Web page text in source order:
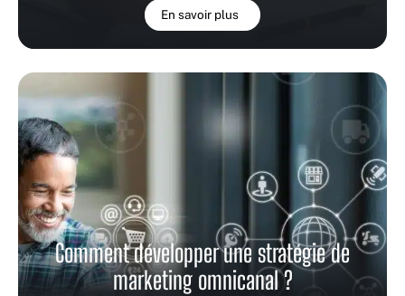
En savoir plus
Comment développer une stratégie de
marketing omnicanal ?